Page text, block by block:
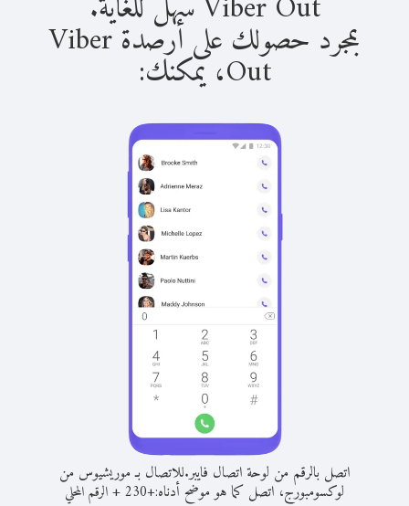
بمجرد حصولك على أرصدة Viber
Out، يمكنك:
اتصل بالرقم من لوحة اتصال فايبر.للاتصال بـ موريشيوس من
لوكسومبورج، اتصل كما هو موضح أدناه:+
230
+الرقم المحلي